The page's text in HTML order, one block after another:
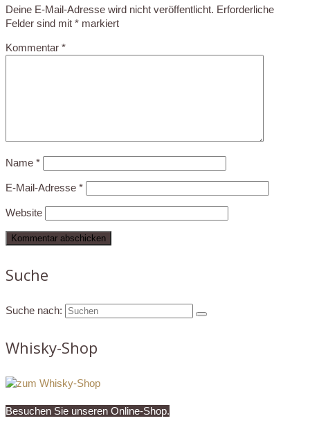
Deine E-Mail-Adresse wird nicht veröffentlicht. Erforderliche
Felder sind mit * markiert
Kommentar *
Name *
E-Mail-Adresse *
Website
Suche
Suche nach:
Whisky-Shop
Besuchen Sie unseren Online-Shop.